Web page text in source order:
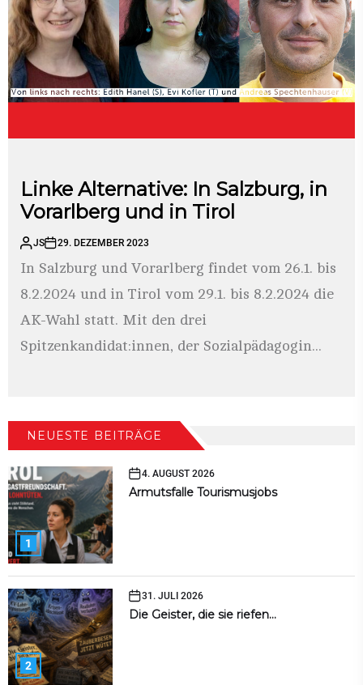
Linke Alternative: In Salzburg, in
Vorarlberg und in Tirol
JS 29. DEZEMBER 2023
In Salzburg und Vorarlberg findet vom 26.1. bis
8.2.2024 und in Tirol vom 29.1. bis 8.2.2024 die
AK-Wahl statt. Mit den drei
Spitzenkandidat:innen, der Sozialpädagogin...
NEUESTE BEITRÄGE
1
4. AUGUST 2026
Armutsfalle Tourismusjobs
2
31. JULI 2026
Die Geister, die sie riefen…